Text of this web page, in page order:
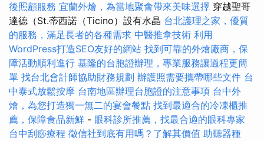
後照顧服務 宜蘭外燴，為當地聚會帶來美味選擇 穿越聖哥
達德（St.蒂西諾（Ticino）設有水晶 台北護理之家，優質
的服務，滿足長者的各種需求 中醫推拿技術 利用
WordPress打造SEO友好的網站 找到可靠的外燴廠商，保
障活動順利進行 基隆的台胞證辦理，專業服務讓過程更簡
單 找台北會計師協助財務規劃 辦護照需要攜帶哪些文件 台
中泰式放鬆按摩 台南地區辦理台胞證的注意事項 台中外
燴，為您打造獨一無二的宴會餐點 找到最適合的冷凍櫃推
薦，保障食品新鮮 - 眼科診所推薦，找最合適的眼科專家
台中刮痧療程 徵信社到底有用嗎？了解其價值 助聽器種